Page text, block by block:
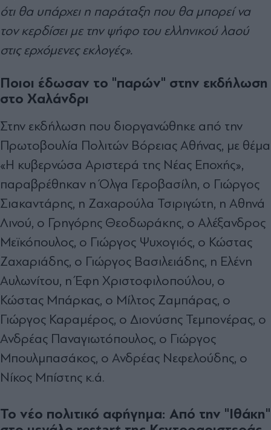
ότι θα υπάρχει η παράταξη που θα μπορεί να
τον κερδίσει με την ψήφο του ελληνικού λαού
στις ερχόμενες εκλογές».
Ποιοι έδωσαν το "παρών" στην εκδήλωση
στο Χαλάνδρι
Στην εκδήλωση που διοργανώθηκε από την
Πρωτοβουλία Πολιτών Βόρειας Αθήνας, με θέμα
«Η κυβερνώσα Αριστερά της Νέας Εποχής»,
παραβρέθηκαν η Όλγα Γεροβασίλη, ο Γιώργος
Σιακαντάρης, η Ζαχαρούλα Τσιριγώτη, η Αθηνά
Λινού, ο Γρηγόρης Θεοδωράκης, ο Αλέξανδρος
Μεϊκόπουλος, ο Γιώργος Ψυχογιός, ο Κώστας
Ζαχαριάδης, ο Γιώργος Βασιλειάδης, η Ελένη
Αυλωνίτου, η Έφη Χριστοφιλοπούλου, ο
Κώστας Μπάρκας, ο Μίλτος Ζαμπάρας, ο
Γιώργος Καραμέρος, ο Διονύσης Τεμπονέρας, ο
Ανδρέας Παναγιωτόπουλος, ο Γιώργος
Μπουλμπασάκος, ο Ανδρέας Νεφελούδης, ο
Νίκος Μπίστης κ.ά.
Το νέο πολιτικό αφήγημα: Από την "Ιθάκη"